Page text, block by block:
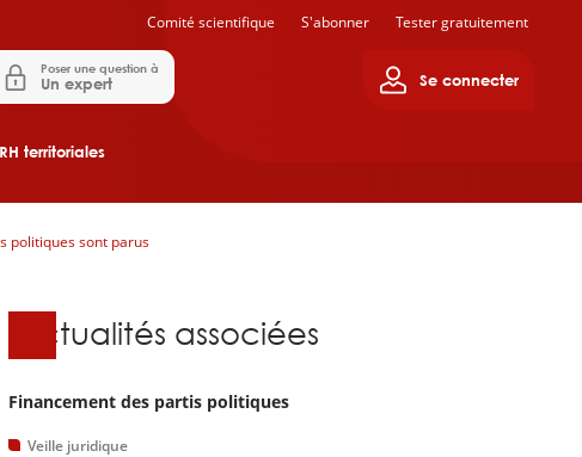
RH territoriales
Poser une question à
Un expert Se connecter
Comité scientifique S'abonner Tester gratuitement
politiques sont parus
Actualités associées
Financement des partis politiques
Veille juridique